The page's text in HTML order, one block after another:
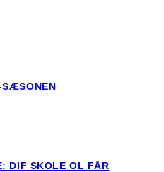
SÆSONEN
DIF SKOLE OL FÅR